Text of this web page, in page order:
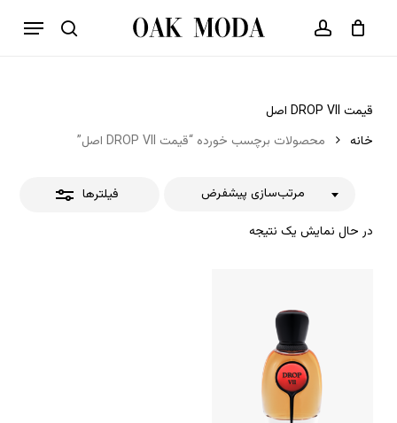
جستجو حساب کاربری
فهرست
سبد خرید بستن
قیمت DROP VII اصل
خانه
محصولات برچسب خورده “قیمت DROP VII اصل”
فیلترها
در حال نمایش یک نتیجه
مرتب‌سازی پیشفرض
بستن